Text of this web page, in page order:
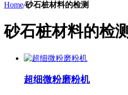
Home/砂石桩材料的检测
砂石桩材料的检测
超细微粉磨粉机